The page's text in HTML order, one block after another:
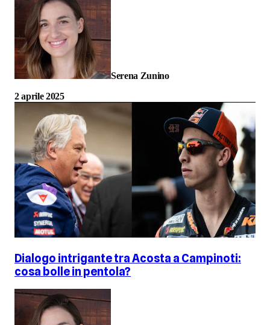
Serena Zunino
2 aprile 2025
Dialogo intrigante tra Acosta a Campinoti:
cosa bolle in pentola?